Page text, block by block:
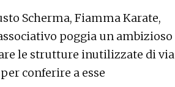
Scherma, Fiamma Karate,
poggia un ambizioso
le strutture inutilizzate di via
conferire a esse